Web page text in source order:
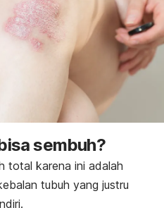
sembuh?
total karena ini adalah
tubuh yang justru